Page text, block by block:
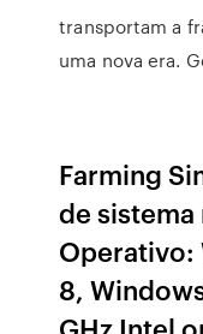
transportam a
uma nova era.
Farming
de
Operativo:
8,